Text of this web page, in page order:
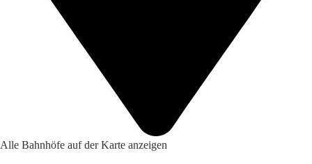
Alle Bahnhöfe auf der Karte anzeigen